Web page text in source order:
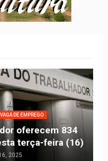
DE EMPREGO
oferecem 834
terça-feira (16)
2025